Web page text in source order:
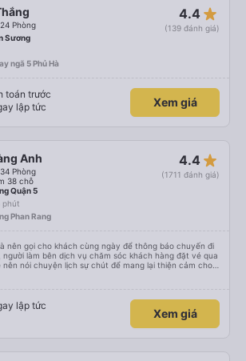
dài (chồng tôi có thể duỗi chân dễ dàng). Tôi muốn nói
các tài xế xe buýt. chúng tôi đến từ Thành phố Hồ
sớm hơn dự định (rất đẹp) và các tài xế cũng rất
là một trong những tài xế (tiếc là tôi không biết tên anh
nước miễn phí và có nhà vệ sinh trên xe buýt. Khi xe
đó là một nơi rất tốt...không giống như những gì chúng
khác trên các tuyến đường khác nhau. Trong tương
sẽ sử dụng lại dịch vụ của công ty này nếu có thể.
Phòng
4.4 star_rate
(139 đánh giá)
Sương
ngã 5 Phủ Hà
toán trước
lập tức
Xem giá
Anh
Phòng
38 chỗ
4.4 star_rate
(1711 đánh giá)
Quận 5
phút
Phan Rang
nên gọi cho khách cùng ngày để thông báo chuyến đi
làm bên dịch vụ chăm sóc khách hàng đặt vé qua
nên nói chuyện lịch sự chút để mang lại thiện cảm cho
lập tức
Xem giá